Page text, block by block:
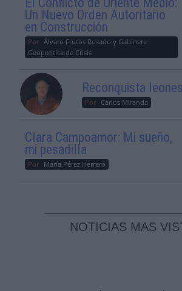
Un Nuevo Orden Autoritario
en Construcción
Por Álvaro Frutos Rosado y Gabinete
Geopolítica de Crisis
Reconquista
Por Carlos Miranda
Clara Campoamor: Mi sueño,
mi pesadilla
Por María Pérez Herrero
NOTICIAS MAS